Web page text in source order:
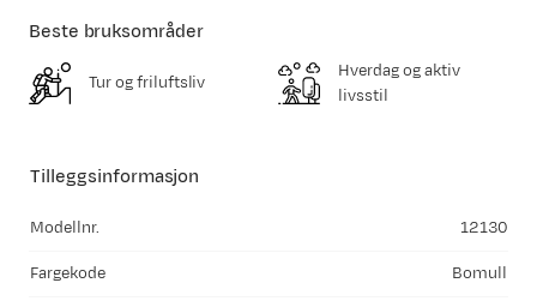
Tilleggsinformasjon
Modellnr. 12130
Fargekode Bomull
Beste bruksområder
Tur og friluftsliv
Hverdag og aktiv
livsstil